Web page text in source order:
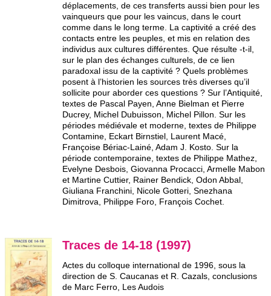
déplacements, de ces transferts aussi bien pour les
vainqueurs que pour les vaincus, dans le court
comme dans le long terme. La captivité a créé des
contacts entre les peuples, et mis en relation des
individus aux cultures différentes. Que résulte -t-il,
sur le plan des échanges culturels, de ce lien
paradoxal issu de la captivité ? Quels problèmes
posent à l’historien les sources très diverses qu’il
sollicite pour aborder ces questions ? Sur l’Antiquité,
textes de Pascal Payen, Anne Bielman et Pierre
Ducrey, Michel Dubuisson, Michel Pillon. Sur les
périodes médiévale et moderne, textes de Philippe
Contamine, Eckart Birnstiel, Laurent Macé,
Françoise Bériac-Lainé, Adam J. Kosto. Sur la
période contemporaine, textes de Philippe Mathez,
Evelyne Desbois, Giovanna Procacci, Armelle Mabon
et Martine Cuttier, Rainer Bendick, Odon Abbal,
Giuliana Franchini, Nicole Gotteri, Snezhana
Dimitrova, Philippe Foro, François Cochet.
Traces de 14-18 (1997)
Actes du colloque international de 1996, sous la
direction de S. Caucanas et R. Cazals, conclusions
de Marc Ferro, Les Audois